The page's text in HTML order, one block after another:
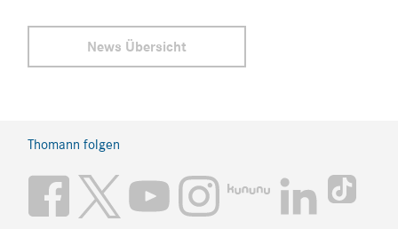
News Übersicht
Thomann folgen